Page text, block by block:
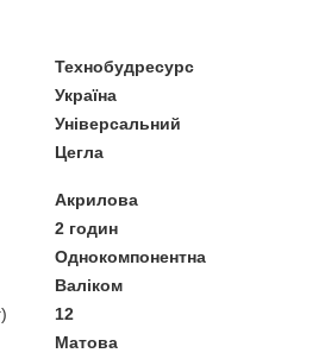
Технобудресурс
Україна
Універсальний
Цегла
Акрилова
2 годин
Однокомпонентна
Валіком
12
Матова